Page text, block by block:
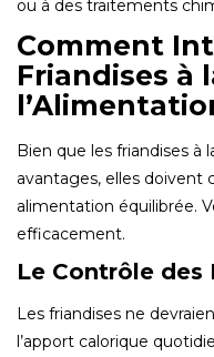
ou à des traitements
Comment
Friandises à
Bien que les friandises
avantages, elles
alimentation équilibrée.
efficacement.
Le Contrôle des
Les friandises ne
l’apport calorique